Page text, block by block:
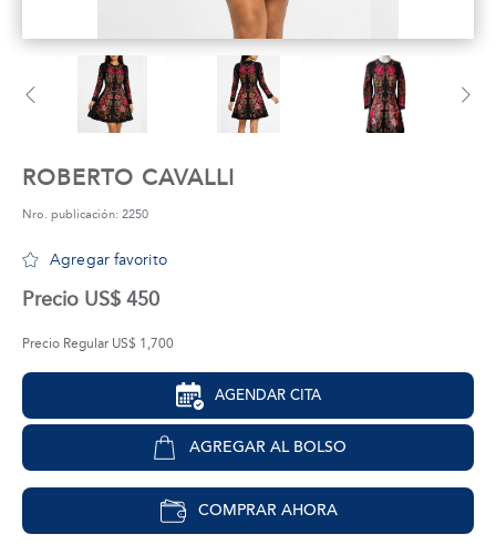
ROBERTO CAVALLI
Nro. publicación: 2250
Agregar favorito
Precio US$ 450
Precio Regular US$ 1,700
AGENDAR CITA
AGREGAR AL BOLSO
COMPRAR AHORA